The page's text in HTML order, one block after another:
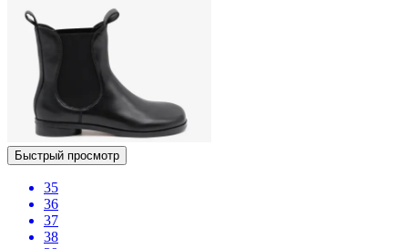
Быстрый просмотр
35
36
37
38